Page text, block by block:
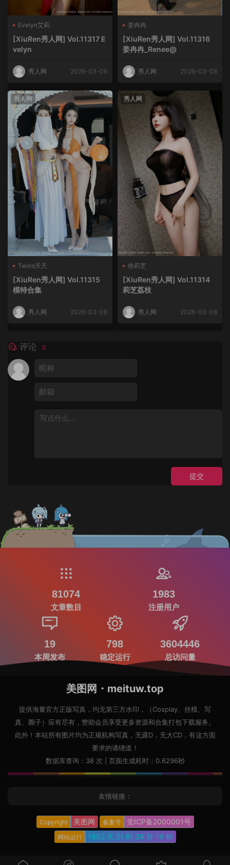
Evelyn艾莉
[XiuRen秀人网] Vol.11317 E
velyn
秀人网 2026-03-08
姜冉冉
[XiuRen秀人网] Vol.11316
姜冉冉_Renee@
秀人网 2026-03-08
秀人网
Twins夭夭
[XiuRen秀人网] Vol.11315
模特合集
秀人网 2026-03-08
秀人网
徐莉芝
[XiuRen秀人网] Vol.11314
莉芝荔枝
秀人网 2026-03-08
评论 0
提交
81074
文章数目
1983
注册用户
19
本周发布
798
稳定运行
3604446
总访问量
美图网・meituw.top
提供海量官方正版写真，均无第三方水印，（Cosplay、丝模、写
真、圈子）应有尽有，赞助会员享受更多资源和合集打包下载服务。
此外！本站所有图片均为正规机构写真，无露D，无大CD，有这方面
要求的请绕道！
数据库查询：38 次 | 页面生成耗时：0.6296秒
友情链接：
Copyright 美图网 备案号 党ICP备2000001号
网站运行 1892 天 21 时 39 分 17 秒